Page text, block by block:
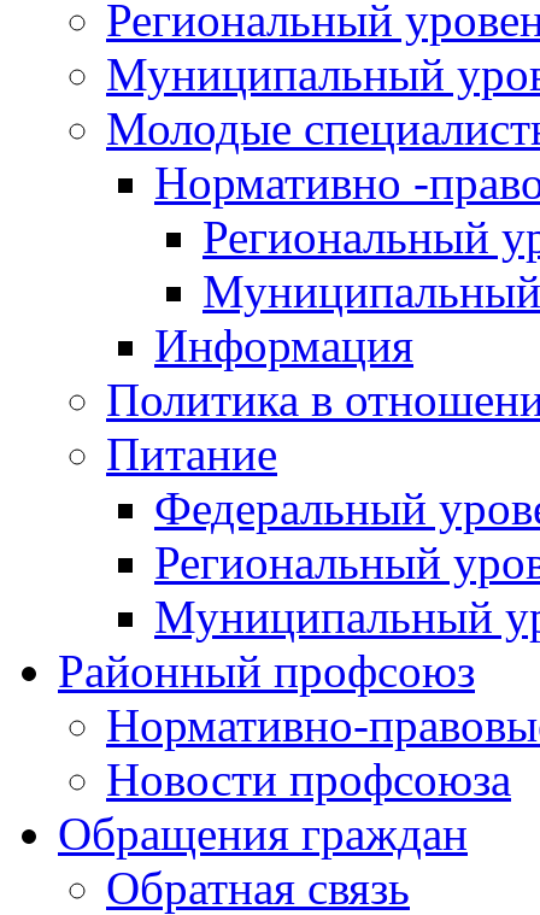
Региональный
Муниципальный
Молодые
Нормативно -
Региональный
Информация
Политика в
Питание
Федеральный
Региональный
Муниципальный
Районный профсоюз
Нормативно-
Новости профсоюза
Обращения граждан
Обратная связь